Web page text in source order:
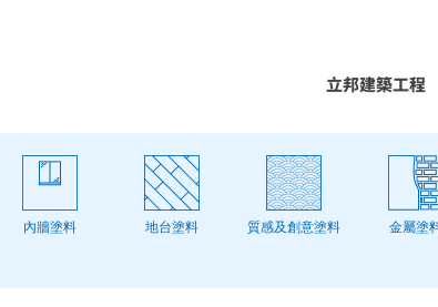
立邦建築工程
內牆塗料 地台塗料 質感及創意塗料 金屬塗